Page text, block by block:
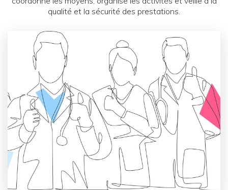
qualité et la sécurité des prestations.